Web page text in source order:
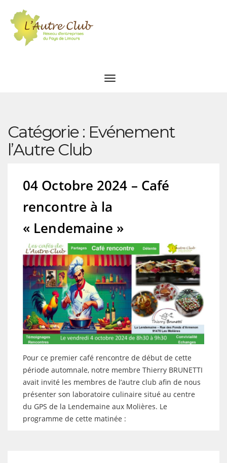
Catégorie : Evénement
l’Autre Club
04 Octobre 2024 – Café
rencontre à la
« Lendemaine »
Pour ce premier café rencontre de début de cette
période automnale, notre membre Thierry BRUNETTI
avait invité les membres de l’autre club afin de nous
présenter son laboratoire culinaire situé au centre
du GPS de la Lendemaine aux Molières. Le
programme de cette matinée :